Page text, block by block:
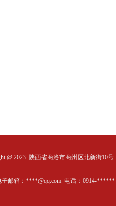
@ 2023 陕西省商洛市商州区北新街10
子邮箱：****@qq.com 电话：0914-******